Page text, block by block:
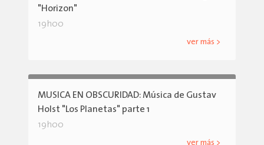
"Horizon"
19h00
ver más >
MUSICA EN OBSCURIDAD: Música de Gustav
Holst "Los Planetas" parte 1
19h00
ver más >